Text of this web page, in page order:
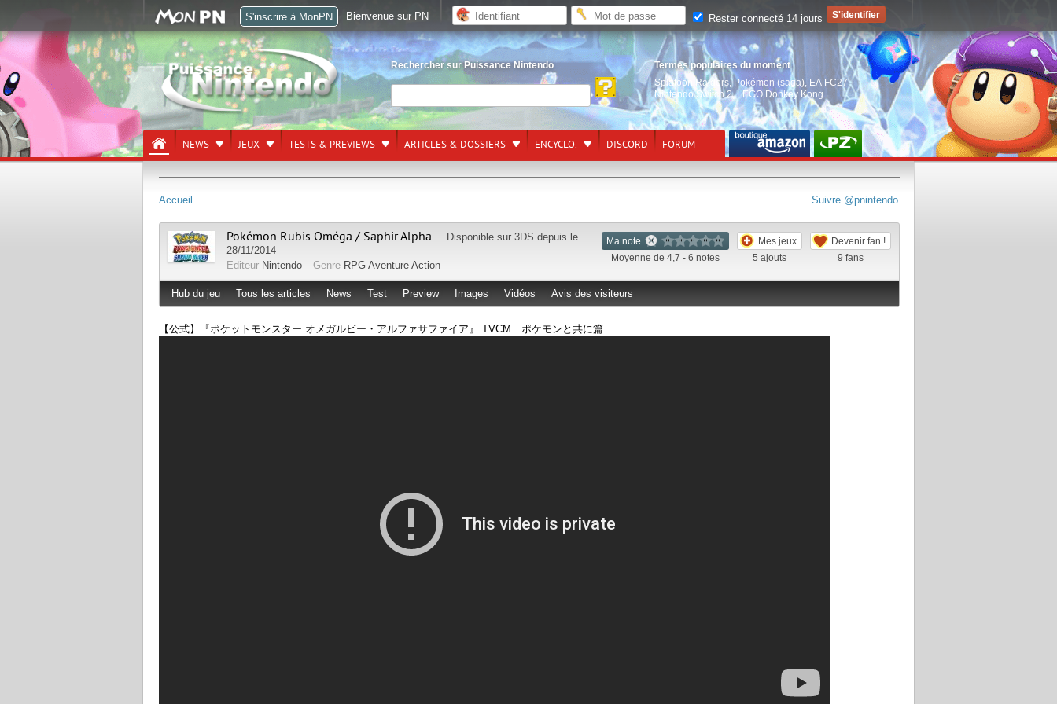
Rechercher sur Puissance Nintendo
Termes populaires du moment
Splatoon Raiders, Pokémon (saga) EA FC27,
Nintendo Switch 2,LEGO Donkey Kong
NEWS JEUX TESTS & PREVIEWS ARTICLES & DOSSIERS ENCYCLO. DISCORD FORUM
Suivre @pnintendo
Accueil
Ma note
Moyenne de 4,7 - 6 notes
Mes jeux
5 ajouts
Devenir fan !
9 fans
Pokémon Rubis Oméga / Saphir Alpha Disponible sur 3DS depuis le
28/11/2014
Editeur Nintendo Genre RPG Aventure Action
Hub du jeu Tous les articles News Test Preview Images Vidéos Avis des visiteurs
【公式】『ポケットモンスター オメガルビー・アルファサファイア』 TVCM ポケモンと共に篇
S'inscrire à MonPN Bienvenue sur PN Rester connecté 14 jours